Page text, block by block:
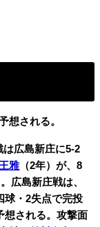
想される。
は広島新庄に5-2
雅（2年）が、8
広島新庄戦は、
球・2失点で完投
想される。攻撃面